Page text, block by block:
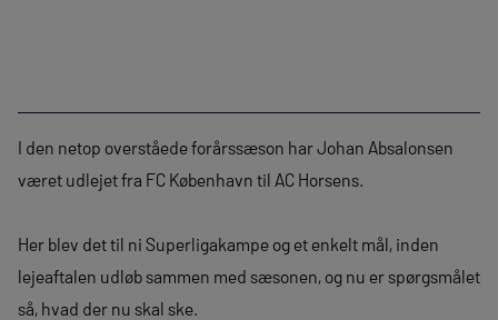
I den netop overståede forårssæson har Johan Absalonsen
været udlejet fra FC København til AC Horsens.
Her blev det til ni Superligakampe og et enkelt mål, inden
lejeaftalen udløb sammen med sæsonen, og nu er spørgsmålet
så, hvad der nu skal ske.